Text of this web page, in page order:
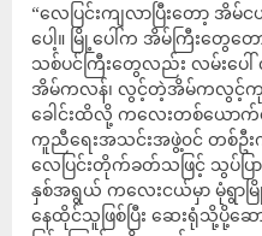
“လေပြင်းကျလာပြီးတော့ အိ
ပေါ့။ မြို့ပေါ်က အိမ်ကြီးတွေ
သစ်ပင်ကြီးတွေလည်း လမ်းပေ
အိမ်ကလန်၊ လွင့်တဲ့အိမ်ကလွင့်ကုန်
ခေါင်းထိလို့ ကလေးတစ်ယော
ကူညီရေးအသင်းအဖွဲ့၀င် တစ်ဦး
လေပြင်းတိုက်ခတ်သဖြင့် သွပ်ပ
နှစ်အရွယ် ကလေးငယ်မှာ မုံရွာမြို့
နေထိုင်သူဖြစ်ပြီး ဆေးရုံသို့ပို့ဆေ